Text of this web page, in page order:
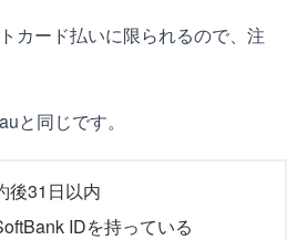
カード払いに限られるので、注
と同じです。
後31日以内
IDを持っている